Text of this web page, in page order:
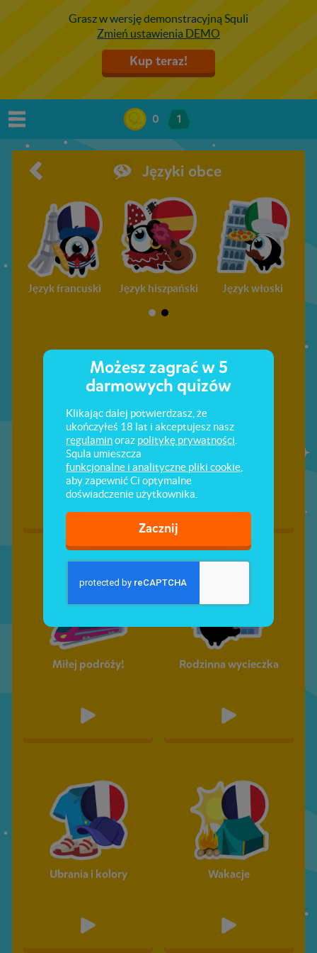
Grasz w wersję demonstracyjną Squli
Zmień ustawienia DEMO
Kup teraz!
0 1
Języki obce
Język francuski Język hiszpański Język włoski
Co wiesz o Francji?
Miłej podróży! Rodzinna wycieczka
Ubrania i kolory Wakacje
Możesz zagrać w 5
darmowych quizów
Klikając dalej potwierdzasz, że
ukończyłeś 18 lat i akceptujesz nasz
regulaminoraz politykę prywatności
Squla umieszcza
funkcjonalne i analityczne pliki cookie
aby zapewnić Ci optymalne
doświadczenie użytkownika.
Zacznij